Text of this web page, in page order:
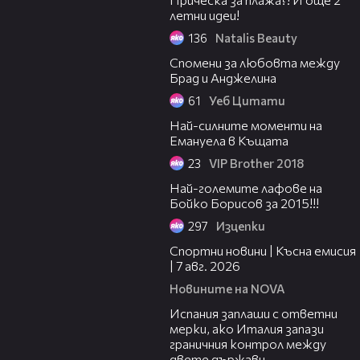
летни идеи!
136 Natalis Beauty
Спомени за любовта между
Брад и Анджелина
61 Уеб Цитати
Най-силните моменти на
Емануела в Къщата
23 VIP Brother 2018
Най-големите лафове на
Бойко Борисов за 2015!!!
297 Изцепки
Спортни новини | Късна емисия
| 7 авг. 2026
Новините на NOVA
Испания заплаши с ответни
мерки, ако Италия запази
граничния контрол между